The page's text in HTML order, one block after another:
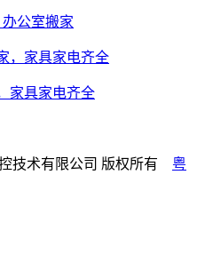
公室搬家
家具家电齐全
技术有限公司 版权所有 粤